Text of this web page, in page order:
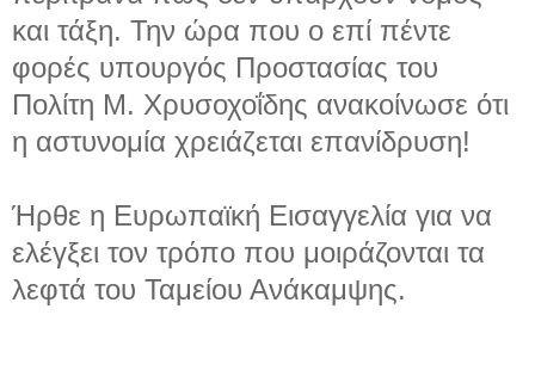
και τάξη. Την ώρα που ο επί πέντε
φορές υπουργός Προστασίας του
Πολίτη Μ. Χρυσοχοΐδης ανακοίνωσε ότι
η αστυνομία χρειάζεται επανίδρυση!
Ήρθε η Ευρωπαϊκή Εισαγγελία για να
ελέγξει τον τρόπο που μοιράζονται τα
λεφτά του Ταμείου Ανάκαμψης.